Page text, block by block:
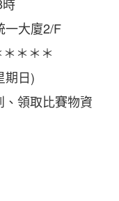
一大廈2/F
＊＊＊
期日)
領取比賽物資